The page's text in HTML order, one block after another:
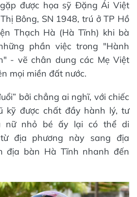
được họa sỹ Đặng Ái Việt
Bông, SN 1948, trú ở TP Hồ
Thạch Hà (Hà Tĩnh) khi bà
phần việc trong "Hành
- vẽ chân dung các Mẹ Việt
mọi miền đất nước.
bởi chẳng ai nghĩ, với chiếc
kỹ được chất đầy hành lý, tư
nữ nhỏ bé ấy lại có thể di
địa phương này sang địa
địa bàn Hà Tĩnh nhanh đến